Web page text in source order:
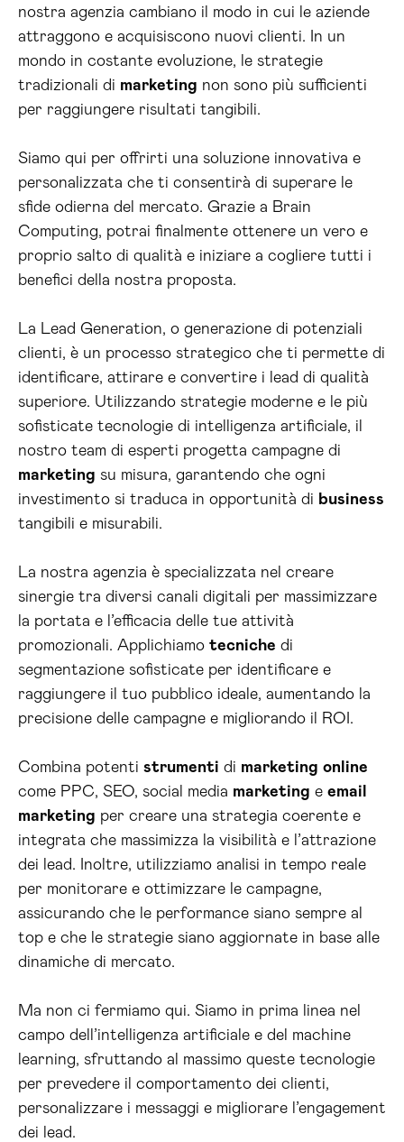
nostra agenzia cambiano il modo in cui le aziende
attraggono e acquisiscono nuovi clienti. In un
mondo in costante evoluzione, le strategie
tradizionali di marketing non sono più sufficienti
per raggiungere risultati tangibili.
Siamo qui per offrirti una soluzione innovativa e
personalizzata che ti consentirà di superare le
sfide odierna del mercato. Grazie a Brain
Computing, potrai finalmente ottenere un vero e
proprio salto di qualità e iniziare a cogliere tutti i
benefici della nostra proposta.
La Lead Generation, o generazione di potenziali
clienti, è un processo strategico che ti permette di
identificare, attirare e convertire i lead di qualità
superiore. Utilizzando strategie moderne e le più
sofisticate tecnologie di intelligenza artificiale, il
nostro team di esperti progetta campagne di
marketing su misura, garantendo che ogni
investimento si traduca in opportunità di business
tangibili e misurabili.
La nostra agenzia è specializzata nel creare
sinergie tra diversi canali digitali per massimizzare
la portata e l’efficacia delle tue attività
promozionali. Applichiamo tecniche di
segmentazione sofisticate per identificare e
raggiungere il tuo pubblico ideale, aumentando la
precisione delle campagne e migliorando il ROI.
Combina potenti strumenti di marketing online
come PPC, SEO, social media marketing e email
marketing per creare una strategia coerente e
integrata che massimizza la visibilità e l’attrazione
dei lead. Inoltre, utilizziamo analisi in tempo reale
per monitorare e ottimizzare le campagne,
assicurando che le performance siano sempre al
top e che le strategie siano aggiornate in base alle
dinamiche di mercato.
Ma non ci fermiamo qui. Siamo in prima linea nel
campo dell’intelligenza artificiale e del machine
learning, sfruttando al massimo queste tecnologie
per prevedere il comportamento dei clienti,
personalizzare i messaggi e migliorare l’engagement
dei lead.